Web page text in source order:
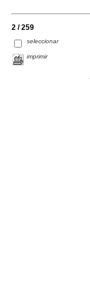
2 / 259
seleccionar
imprimir